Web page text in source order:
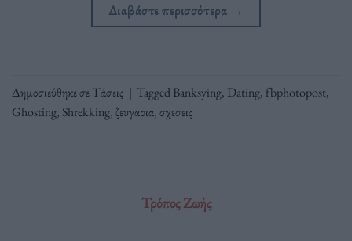
Διαβάστε περισσότερα →
Δημοσιεύθηκε σεΤάσεις | TaggedBanksying, Dating, fbphotopost,
Ghosting, Shrekking,ζευγαρια,σχεσεις
Τρόπος Ζωής